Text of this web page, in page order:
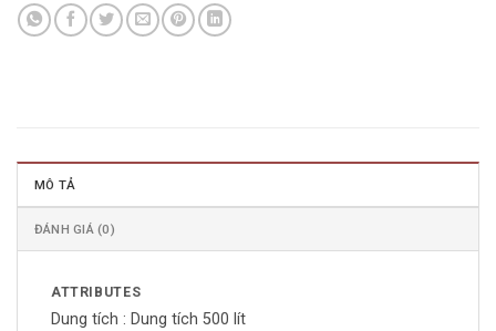
MÔ TẢ
ĐÁNH GIÁ (0)
ATTRIBUTES
Dung tích : Dung tích 500 lít